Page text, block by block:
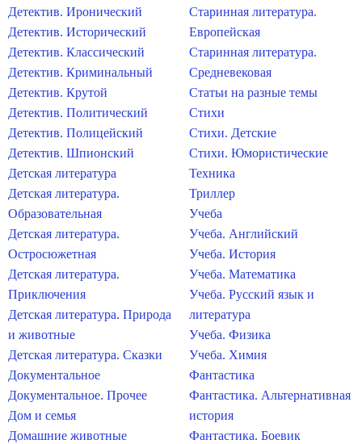
Детектив. Иронический
Детектив. Исторический
Детектив. Классический
Детектив. Криминальный
Детектив. Крутой
Детектив. Политический
Детектив. Полицейский
Детектив. Шпионский
Детская литература
Детская литература.
Образовательная
Детская литература.
Остросюжетная
Детская литература.
Приключения
Детская литература. Природа
и животные
Детская литература. Сказки
Документальное
Документальное. Прочее
Дом и семья
Домашние животные
Старинная литература.
Европейская
Старинная литература.
Средневековая
Статьи на разные темы
Стихи
Стихи. Детские
Стихи. Юмористические
Техника
Триллер
Учеба
Учеба. Английский
Учеба. История
Учеба. Математика
Учеба. Русский язык и
литература
Учеба. Физика
Учеба. Химия
Фантастика
Фантастика. Альтернативная
история
Фантастика. Боевик